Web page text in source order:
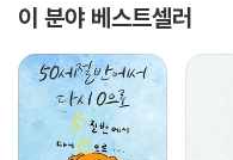
이 분야 베스트셀러